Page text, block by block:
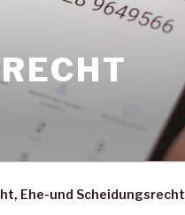
Ehe-und Scheidungsrecht